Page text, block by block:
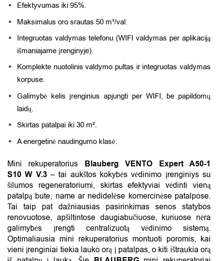
Efektyvumas iki 95%.
Maksimalus oro srautas 50 m³/val.
Integruotas valdymas telefonu (WIFI valdymas per aplikaciją
išmaniajame įrenginyje).
Komplekte nuotolinis valdymo pultas ir integruotas valdymas
korpuse.
Galimybė kelis įrenginius apjungti per WIFI, be papildomų
laidų.
Skirtas patalpai iki 30 m².
A energetinė naudingumo klasė.
Mini rekuperatorius Blauberg VENTO Expert A50-1
S10 W V.3– tai aukštos kokybės vėdinimo įrenginiys su
šilumos regeneratoriumi, skirtas efektyviai vėdinti vieną
patalpą bute, name ar nedidelėse komercinėse patalpose.
Tai taip pat dažniausias pasirinkimas senos statybos
renovuotose, apšiltintose daugiabučiuose, kuriuose nėra
galimybės įrengti centralizuotą vėdinimo sistemą.
Optimaliausia mini rekuperatorius montuoti poromis, kai
vieni įrenginiai tiekia lauko orą į patalpas, o kiti ištraukia orą